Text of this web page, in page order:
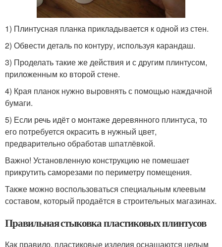
1) Плинтусная планка прикладывается к одной из стен.
2) Обвести деталь по контуру, используя карандаш.
3) Проделать такие же действия и с другим плинтусом,
приложенным ко второй стене.
4) Края планок нужно выровнять с помощью наждачной
бумаги.
5) Если речь идёт о монтаже деревянного плинтуса, то
его потребуется окрасить в нужный цвет,
предварительно обработав шпатлёвкой.
Важно! Установленную конструкцию не помешает
прикрутить саморезами по периметру помещения.
Также можно воспользоваться специальным клеевым
составом, который продаётся в строительных магазинах.
Правильная стыковка пластиковых плинтусов
Как правило, пластиковые изделия оснащаются целым